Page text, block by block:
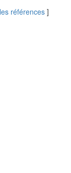
références ]